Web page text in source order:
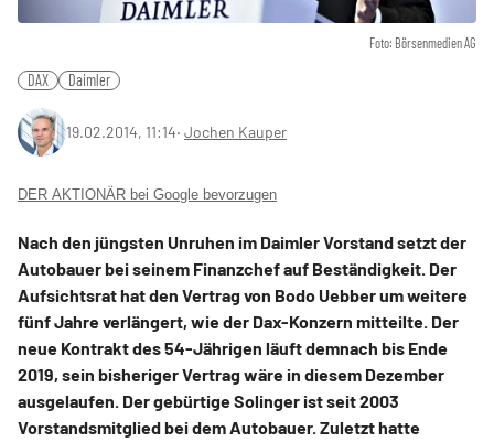
Foto: Börsenmedien AG
DAX Daimler
19.02.2014, 11:14‧ Jochen Kauper
DER AKTIONÄR bei Google bevorzugen
Nach den jüngsten Unruhen im Daimler Vorstand setzt der
Autobauer bei seinem Finanzchef auf Beständigkeit. Der
Aufsichtsrat hat den Vertrag von Bodo Uebber um weitere
fünf Jahre verlängert, wie der Dax-Konzern mitteilte. Der
neue Kontrakt des 54-Jährigen läuft demnach bis Ende
2019, sein bisheriger Vertrag wäre in diesem Dezember
ausgelaufen. Der gebürtige Solinger ist seit 2003
Vorstandsmitglied bei dem Autobauer. Zuletzt hatte